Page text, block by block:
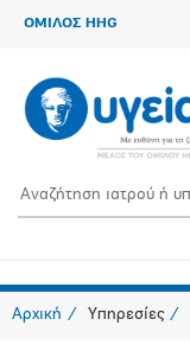
ΟΜΙΛΟΣ HHG
Αρχική Υπηρεσίες